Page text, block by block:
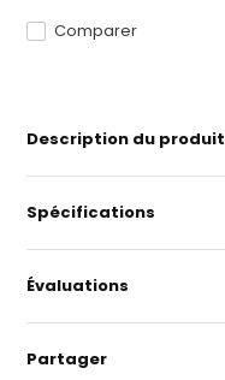
Comparer
Description du produit
Spécifications
Évaluations
Partager